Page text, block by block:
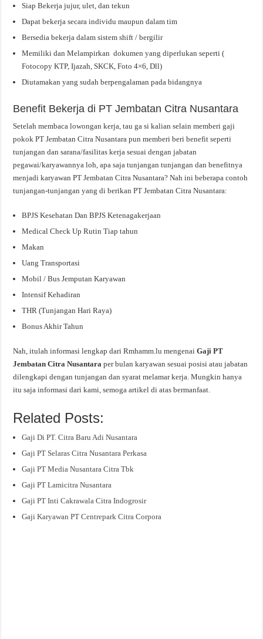
Siap Bekerja jujur, ulet, dan tekun
Dapat bekerja secara individu maupun dalam tim
Bersedia bekerja dalam sistem shift / bergilir
Memiliki dan Melampirkan dokumen yang diperlukan seperti (
Fotocopy KTP, Ijazah, SKCK, Foto 4×6, Dll)
Diutamakan yang sudah berpengalaman pada bidangnya
Benefit Bekerja di PT Jembatan Citra Nusantara
Setelah membaca lowongan kerja, tau ga si kalian selain memberi gaji
pokok PT Jembatan Citra Nusantara pun memberi beri benefit seperti
tunjangan dan sarana/fasilitas kerja sesuai dengan jabatan
pegawai/karyawannya loh, apa saja tunjangan tunjangan dan benefitnya
menjadi karyawan PT Jembatan Citra Nusantara? Nah ini beberapa contoh
tunjangan-tunjangan yang di berikan PT Jembatan Citra Nusantara:
BPJS Kesehatan Dan BPJS Ketenagakerjaan
Medical Check Up Rutin Tiap tahun
Makan
Uang Transportasi
Mobil / Bus Jemputan Karyawan
Intensif Kehadiran
THR (Tunjangan Hari Raya)
Bonus Akhir Tahun
Nah, itulah informasi lengkap dari Rmhamm.lu mengenaiGaji PT
Jembatan Citra Nusantaraper bulan karyawan sesuai posisi atau jabatan
dilengkapi dengan tunjangan dan syarat melamar kerja. Mungkin hanya
itu saja informasi dari kami, semoga artikel di atas bermanfaat.
Related Posts:
Gaji Di PT. Citra Baru Adi Nusantara
Gaji PT Selaras Citra Nusantara Perkasa
Gaji PT Media Nusantara Citra Tbk
Gaji PT Lamicitra Nusantara
Gaji PT Inti Cakrawala Citra Indogrosir
Gaji Karyawan PT Centrepark Citra Corpora